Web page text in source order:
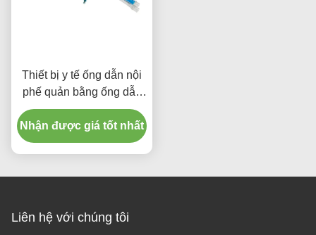
Thiết bị y tế ống dẫn nội
phế quản bằng ống dẫn
video
Nhận được giá tốt nhất
Liên hệ với chúng tôi